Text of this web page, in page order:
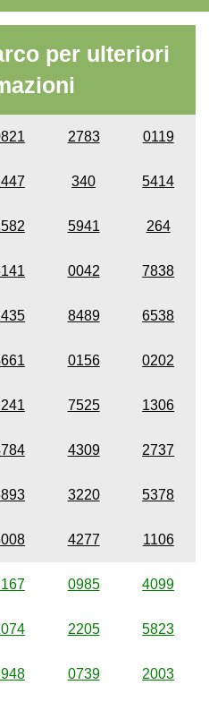
per ulteriori
2783 0119
340 5414
5941 264
0042 7838
8489 6538
0156 0202
7525 1306
4309 2737
3220 5378
4277 1106
0985 4099
2205 5823
0739 2003